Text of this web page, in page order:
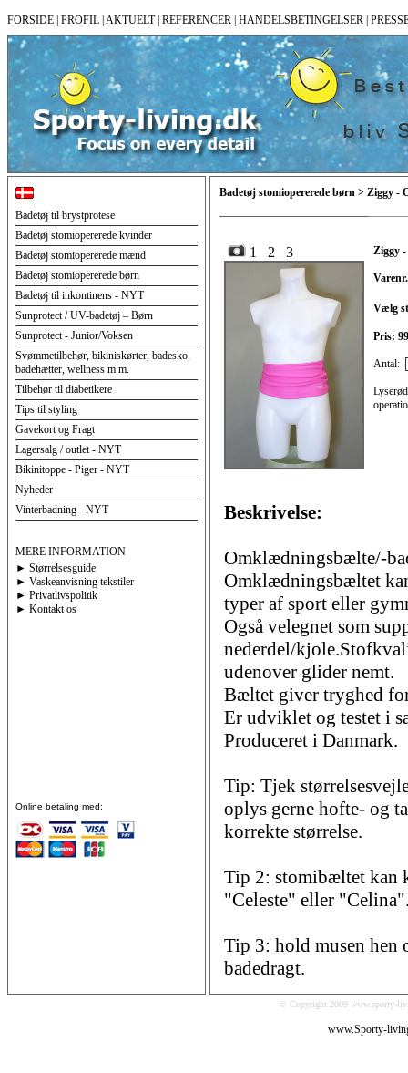
FORSIDE PROFIL AKTUELT| REFERENCER HANDELSBETINGELSER
Badetøj til brystprotese
Badetøj stomiopererede kvinder
Badetøj stomiopererede mænd
Badetøj stomiopererede børn
Badetøj til inkontinens - NYT
Sunprotect / UV-badetøj – Børn
Sunprotect - Junior/Voksen
Svømmetilbehør, bikiniskørter, badesko,
badehætter, wellness m.m.
Tilbehør til diabetikere
Tips til styling
Gavekort og Fragt
Lagersalg / outlet - NYT
Bikinitoppe - Piger - NYT
Nyheder
Vinterbadning - NYT
MERE INFORMATION
► Størrelsesguide
► Vaskeanvisning tekstiler
► Privatlivspolitik
► Kontakt os
Online betaling med:
Badetøj stomiopererede børn > Ziggy -
1 2 3 Ziggy
Vælg
Pris:
Antal:
Beskrivelse:
Omklædningsbælte/-
Omklædningsbæltet
typer af sport eller
Også velegnet som
nederdel/
udenover glider nemt.
Bæltet giver tryghed
Er udviklet og testet i
Produceret i Danmark.
Tip: Tjek
oplys gerne hofte- og
korrekte størrelse.
Tip 2: stomibæltet kan
"Celeste" eller
Tip 3: hold musen hen
badedragt.
© Copyright 2009 www.sporty-
www.Sporty-